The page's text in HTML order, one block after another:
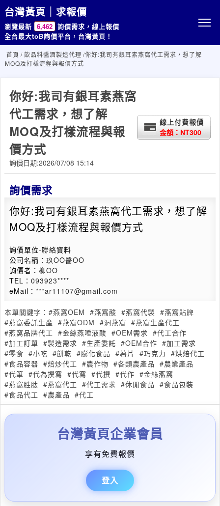
台灣黃頁｜求報價
瀏覽最新 6,462 詢價需求，線上報價
全台最大toB詢價平台，台灣黃頁！
首頁 /飲品料醬酒製造代理 /你好:我司有銀耳素燕窩代工需求，想了解
MOQ及打樣流程與報價方式
你好:我司有銀耳素燕窩
代工需求，想了解
MOQ及打樣流程與報
價方式
詢價日期:2026/07/08 15:14
線上付費報價
金額：NT300
詢價需求
你好:我司有銀耳素燕窩代工需求，想了解
MOQ及打樣流程與報價方式
詢價單位-聯絡資料
公司名稱： 玖OO醫OO
詢價者： 柳OO
TEL： 093923****
eMail： ***ar11107@gmail.com
本單關鍵字： #燕窩OEM #燕窩酸 #燕窩代製 #燕窩貼牌
#燕窩委託生產 #燕窩ODM #洞燕窩 #燕窩生產代工
#燕窩品牌代工 #金絲燕唾液酸 #OEM需求 #代工合作
#加工訂單 #製造需求 #生產委託 #OEM合作 #加工需求
#零食 #小吃 #餅乾 #膨化食品 #薯片 #巧克力 #烘焙代工
#食品容器 #焙炒代工 #農作物 #各類農產品 #農業產品
#代筆 #代為撰寫 #代寫 #代撰 #代作 #金絲燕窩
#燕窩胜肽 #燕窩代工 #代工需求 #休閒食品 #食品包裝
#食品代工 #農產品 #代工
台灣黃頁企業會員
享有免費報價
登入